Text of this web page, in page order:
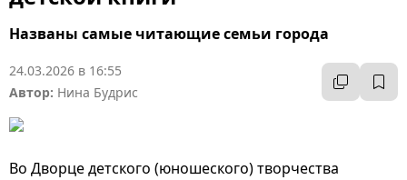
Названы самые читающие семьи города
24.03.2026 в 16:55
Автор: Нина Будрис
Во Дворце детского (юношеского) творчества